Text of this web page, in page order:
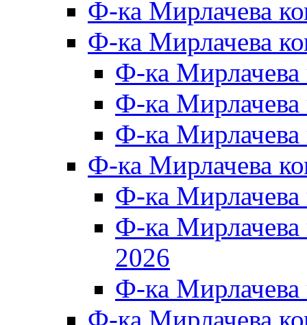
Ф-ка Мирлачева
Ф-ка Мирлачева
Ф-ка
Ф-ка Мирлачева
Ф-ка Мирлачева
Ф-ка Мирлачева
Ф-ка
Ф-ка
2026
Ф-ка